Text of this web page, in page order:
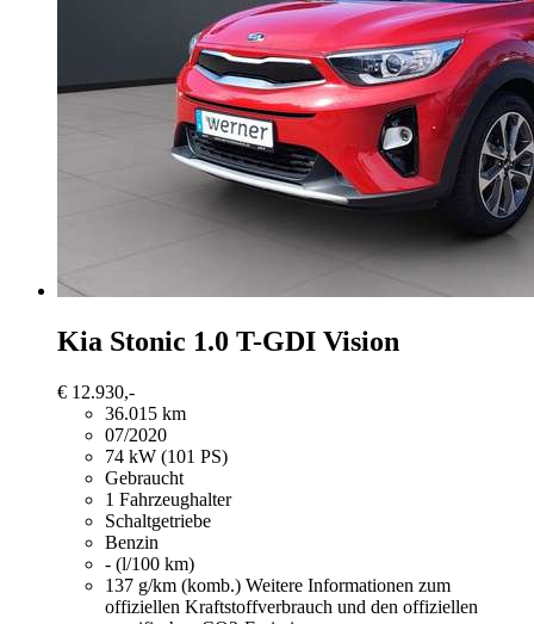
Kia Stonic 1.0 T-GDI Vision
€ 12.930,-
36.015 km
07/2020
74 kW (101 PS)
Gebraucht
1 Fahrzeughalter
Schaltgetriebe
Benzin
- (l/100 km)
137 g/km (komb.) Weitere Informationen zum
offiziellen Kraftstoffverbrauch und den offiziellen